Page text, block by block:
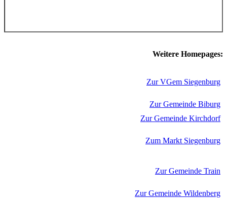
Weitere Homepages:
Zur VGem Siegenburg
Zur Gemeinde Biburg
Zur Gemeinde Kirchdorf
Zum Markt Siegenburg
Zur Gemeinde Train
Zur Gemeinde Wildenberg